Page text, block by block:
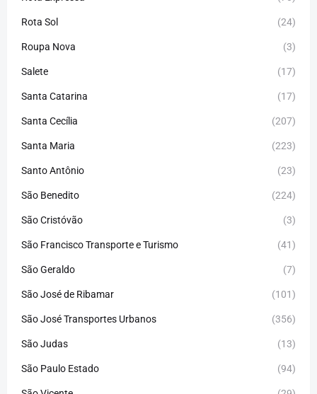
Rota Sol (24)
Roupa Nova (3)
Salete (17)
Santa Catarina (17)
Santa Cecília (207)
Santa Maria (223)
Santo Antônio (23)
São Benedito (224)
São Cristóvão (3)
São Francisco Transporte e Turismo (41)
São Geraldo (7)
São José de Ribamar (101)
São José Transportes Urbanos (356)
São Judas (13)
São Paulo Estado (94)